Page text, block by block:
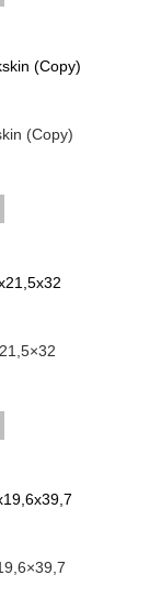
(Copy)